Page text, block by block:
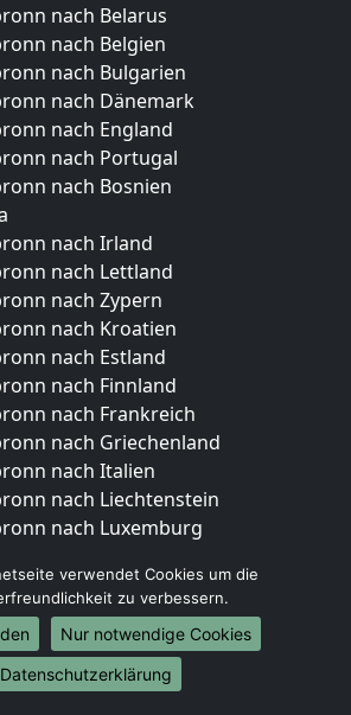
nach Belarus
nach Belgien
nach Bulgarien
nach Dänemark
nach England
nach Portugal
nach Bosnien
nach Irland
nach Lettland
nach Zypern
nach Kroatien
nach Estland
nach Finnland
nach Frankreich
nach Griechenland
nach Italien
nach Liechtenstein
nach Luxemburg
nach Norwegen
nach Berlin
nach Hamburg
verwendet Cookies um die
zu verbessern.
Nur notwendige Cookies
Datenschutzerklärung